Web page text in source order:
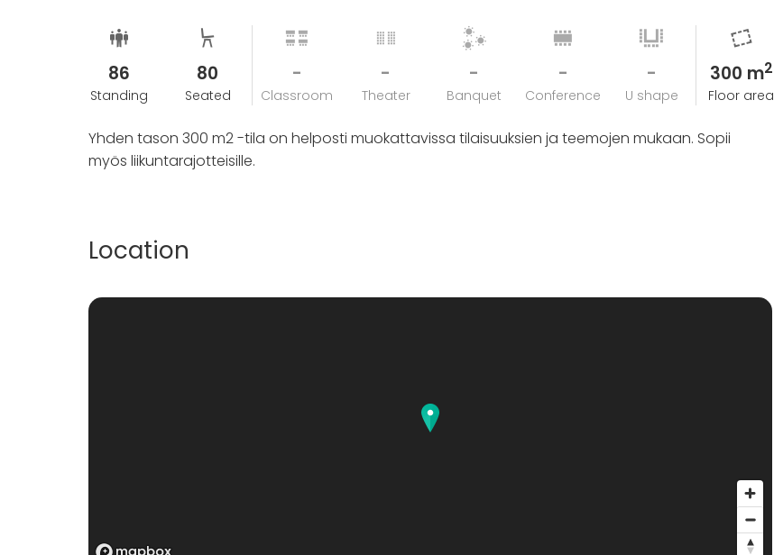
86
Standing
80
Seated
-
Classroom
-
Theater
-
Banquet
-
Conference
-
U shape
300 m2
Floor area
Yhden tason 300 m2 -tila on helposti muokattavissa tilaisuuksien ja teemojen mukaan. Sopii
myös liikuntarajotteisille.
Location